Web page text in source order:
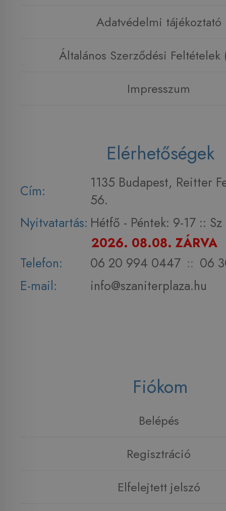
Adatvédelmi tájékoztató
Általános Szerződési Feltételek
Impresszum
Elérhetőségek
Cím:
1135 Budapest, Reitter
56.
Nyitvatartás: Hétfő - Péntek: 9-17 :: Sz
2026. 08.08. ZÁRVA
Telefon:
06 20 994 0447 :: 06
E-mail:
info@szaniterplaza.hu
Fiókom
Belépés
Regisztráció
Elfelejtett jelszó